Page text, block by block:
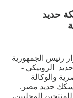
حديد
رئيس الجمهورية
الروبيكي -
والوكالة
لسكك حديد مصر.
المحليين،